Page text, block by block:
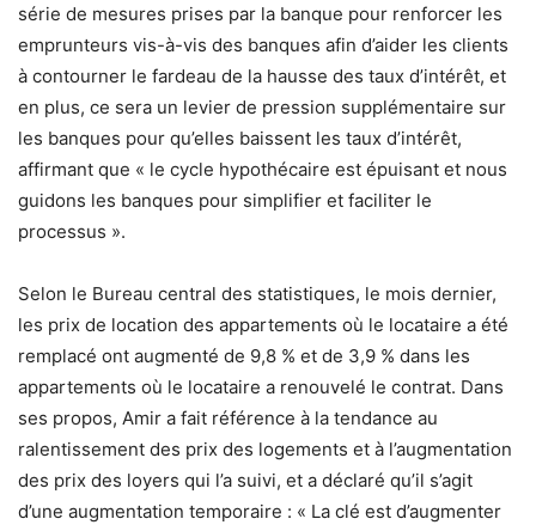
série de mesures prises par la banque pour renforcer les
emprunteurs vis-à-vis des banques afin d’aider les clients
à contourner le fardeau de la hausse des taux d’intérêt, et
en plus, ce sera un levier de pression supplémentaire sur
les banques pour qu’elles baissent les taux d’intérêt,
affirmant que « le cycle hypothécaire est épuisant et nous
guidons les banques pour simplifier et faciliter le
processus ».
Selon le Bureau central des statistiques, le mois dernier,
les prix de location des appartements où le locataire a été
remplacé ont augmenté de 9,8 % et de 3,9 % dans les
appartements où le locataire a renouvelé le contrat. Dans
ses propos, Amir a fait référence à la tendance au
ralentissement des prix des logements et à l’augmentation
des prix des loyers qui l’a suivi, et a déclaré qu’il s’agit
d’une augmentation temporaire : « La clé est d’augmenter